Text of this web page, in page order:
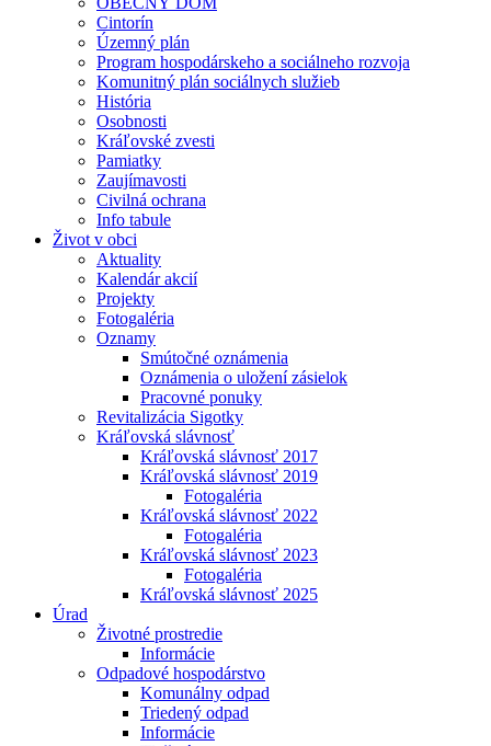
Cintorín
Územný plán
Program hospodárskeho a sociálneho rozvoja
Komunitný plán sociálnych služieb
História
Osobnosti
Kráľovské zvesti
Pamiatky
Zaujímavosti
Civilná ochrana
Info tabule
Život v obci
Aktuality
Kalendár akcií
Projekty
Fotogaléria
Oznamy
Smútočné oznámenia
Oznámenia o uložení zásielok
Pracovné ponuky
Revitalizácia Sigotky
Kráľovská slávnosť
Kráľovská slávnosť 2017
Kráľovská slávnosť 2019
Fotogaléria
Kráľovská slávnosť 2022
Fotogaléria
Kráľovská slávnosť 2023
Fotogaléria
Kráľovská slávnosť 2025
Úrad
Životné prostredie
Informácie
Odpadové hospodárstvo
Komunálny odpad
Triedený odpad
Informácie